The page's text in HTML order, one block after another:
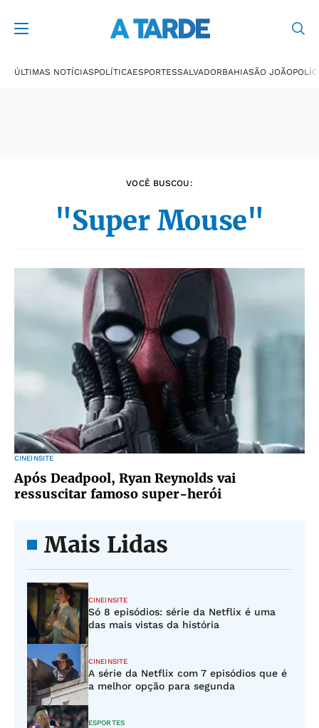
ÚLTIMAS NOTÍCIASPOLÍTICAESPORTESSALVADORBAHIASÃO JOÃO
VOCÊ BUSCOU:
"Super Mouse"
CINEINSITE
Após Deadpool, Ryan Reynolds vai
ressuscitar famoso super-herói
Mais Lidas
CINEINSITE
Só 8 episódios: série da Netflix é uma
das mais vistas da história
CINEINSITE
A série da Netflix com 7 episódios que é
a melhor opção para segunda
ESPORTES